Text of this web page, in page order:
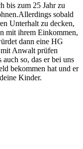
bis zum 25 Jahr zu
sobald
Unterhalt zu decken,
mit ihrem Einkommen,
dann eine HG
Anwalt prüfen
so, das er bei uns
bekommen hat und er
Kinder.